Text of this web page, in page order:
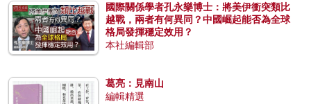
國際關係學者孔永樂博士：將美伊衝突類比
越戰，兩者有何異同？中國崛起能否為全球
格局發揮穩定效用？
本社編輯部
葛亮：見南山
編輯精選